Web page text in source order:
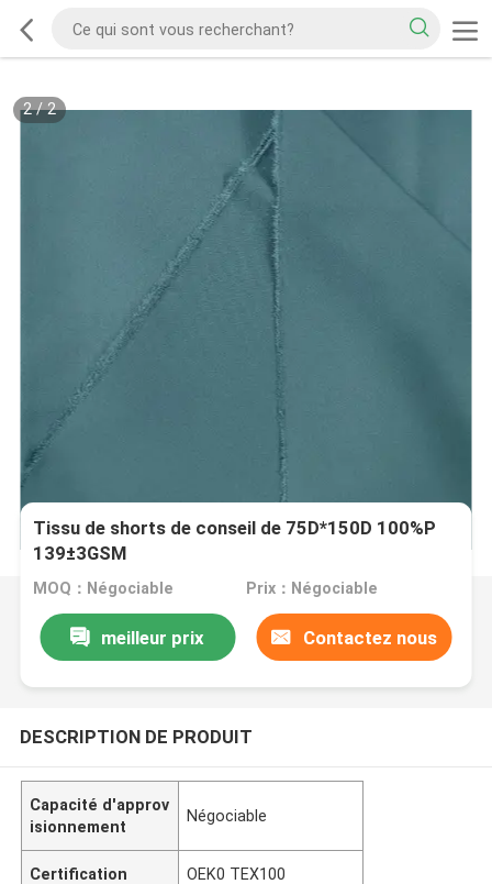
2/2
Tissu de shorts de conseil de 75D*150D 100%P
139±3GSM
MOQ：Négociable Prix：Négociable
meilleur prix Contactez nous
DESCRIPTION DE PRODUIT
Capacité d'approv
isionnement
Négociable
Certification OEK0 TEX100